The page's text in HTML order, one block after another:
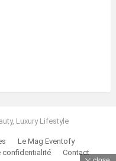
Luxury Lifestyle
Le Mag Eventofy
confidentialité Contact